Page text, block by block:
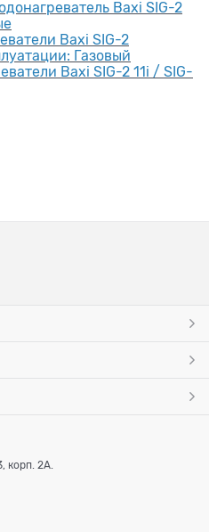
Baxi SIG-2
Baxi SIG-2
Газовый
Baxi SIG-2 11i / SIG-
корп. 2А.